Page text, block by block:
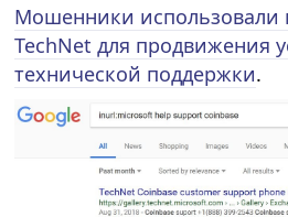
Мошенники использовали
TechNet для продвижения
технической поддержки.